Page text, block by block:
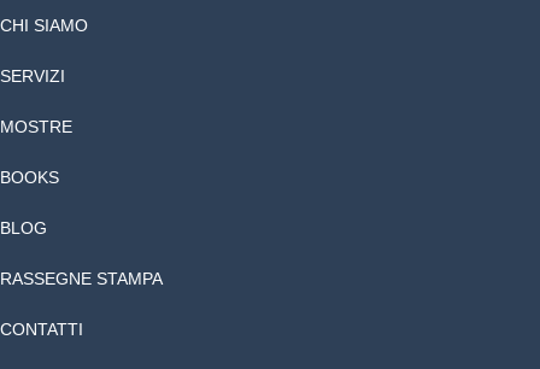
CHI SIAMO
SERVIZI
MOSTRE
BOOKS
BLOG
RASSEGNE STAMPA
CONTATTI